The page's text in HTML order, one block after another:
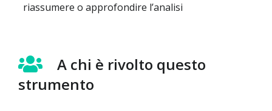
riassumere o approfondire l’analisi
A chi è rivolto questo
strumento